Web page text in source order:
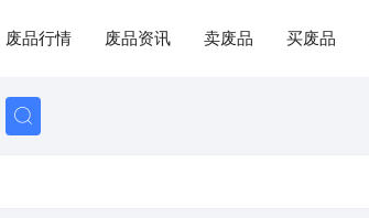
废品行情 废品资讯 卖废品 买废品